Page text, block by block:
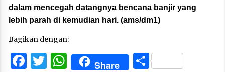
dalam mencegah datangnya bencana banjir yang
lebih parah di kemudian hari. (ams/dm1)
Bagikan dengan:
Facebook
Twitter
WhatsApp
Share Share